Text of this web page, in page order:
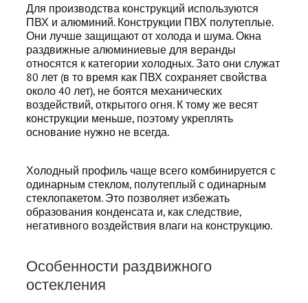
Для производства конструкций используются
ПВХ и алюминий. Конструкции ПВХ полутеплые.
Они лучше защищают от холода и шума. Окна
раздвижные алюминиевые для веранды
относятся к категории холодных. Зато они служат
80 лет (в то время как ПВХ сохраняет свойства
около 40 лет), не боятся механических
воздействий, открытого огня. К тому же весят
конструкции меньше, поэтому укреплять
основание нужно не всегда.
Холодный профиль чаще всего комбинируется с
одинарным стеклом, полутеплый с одинарным
стеклопакетом. Это позволяет избежать
образования конденсата и, как следствие,
негативного воздействия влаги на конструкцию.
Особенности раздвижного
остекления